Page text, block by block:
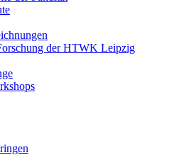
der HTWK Leipzig